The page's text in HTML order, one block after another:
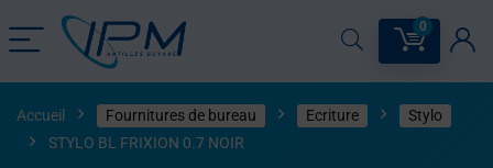
0
Accueil Fournitures de bureau Ecriture
Stylo
STYLO BL FRIXION 0.7 NOIR